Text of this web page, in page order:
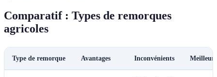
Comparatif : Types de remorques
agricoles
Type de remorque Avantages Inconvénients